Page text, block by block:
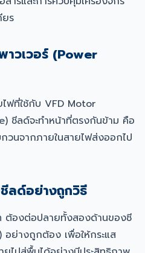
ยร
วเวอร์ (Power
ไฟที่ใช้กับ VFD Motor
ชีลด์จะทำหน้าที่ตรงกันข้าม คือ
นจากภายในสายไฟส่งออกไป
ลด์อย่างถูกวิธี
ต้องต่อปลายทั้งสองด้านของชี
ย่างถูกต้อง เพื่อให้กระแส